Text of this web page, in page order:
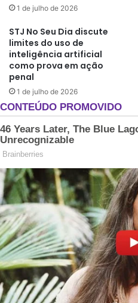
1 de julho de 2026
STJ No Seu Dia discute
limites do uso de
inteligência artificial
como prova em ação
penal
1 de julho de 2026